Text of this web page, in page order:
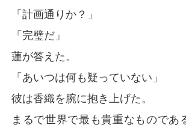
「計画通りか？」
「完璧だ」
蓮が答えた。
「あいつは何も疑っていない」
彼は香織を腕に抱き上げた。
まるで世界で最も貴重なものであ